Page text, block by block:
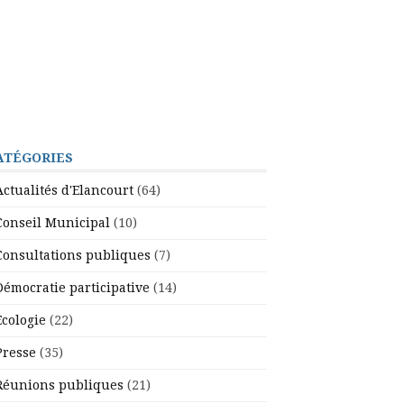
d'Elancourt (64)
Municipal (10)
publiques (7)
participative (14)
(22)
(35)
publiques (21)